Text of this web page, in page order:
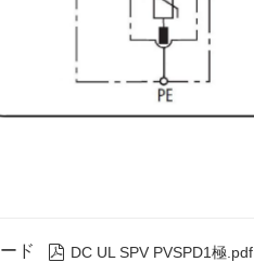
ド  DC UL SPV PVSPD1極.pdf